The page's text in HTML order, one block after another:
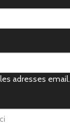
adresses email.